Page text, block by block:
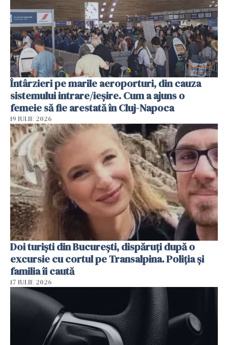
Întârzieri pe marile aeroporturi, din cauza
sistemului intrare/ieșire. Cum a ajuns o
femeie să fie arestată în Cluj-Napoca
19 IULIE 2026
Doi turiști din București, dispăruți după o
excursie cu cortul pe Transalpina. Poliția și
familia îi caută
17 IULIE 2026